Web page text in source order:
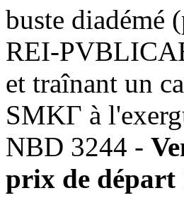
buste diadémé
REI-
et traînant un
SMKΓ à
NBD 3244 -
prix de départ